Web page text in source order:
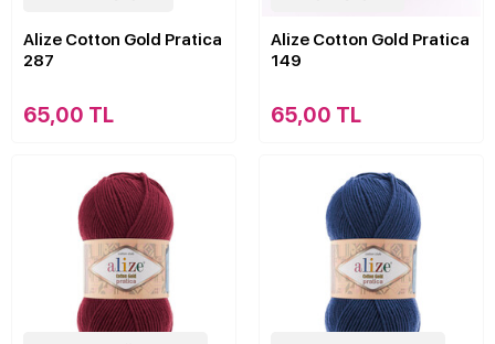
Alize Cotton Gold Pratica
287
65,00 TL
Alize Cotton Gold Pratica
149
65,00 TL